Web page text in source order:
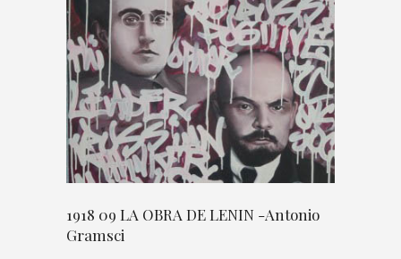
1918 09 LA OBRA DE LENIN -Antonio
Gramsci